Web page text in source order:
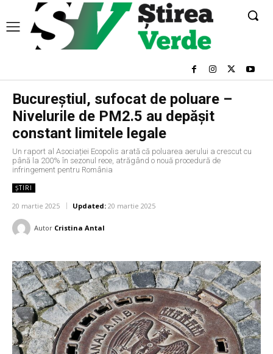
Bucureștiul, sufocat de poluare –
Nivelurile de PM2.5 au depășit
constant limitele legale
Un raport al Asociației Ecopolis arată că poluarea aerului a crescut cu
până la 200% în sezonul rece, atrăgând o nouă procedură de
infringement pentru România
ȘTIRI
20 martie 2025 Updated: 20 martie 2025
Autor Cristina Antal